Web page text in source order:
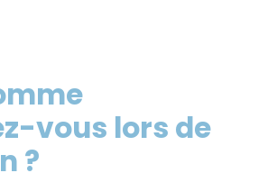
vous lors de
?